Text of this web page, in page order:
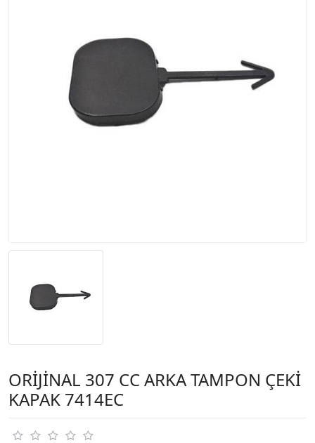
ORİJİNAL 307 CC ARKA TAMPON ÇEKİ
KAPAK 7414EC